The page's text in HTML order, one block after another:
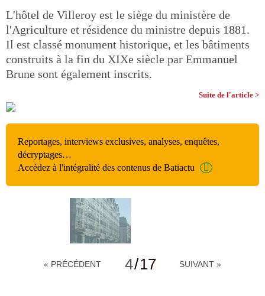
L'hôtel de Villeroy est le siège du ministère de
l'Agriculture et résidence du ministre depuis 1881.
Il est classé monument historique, et les bâtiments
construits à la fin du XIXe siècle par Emmanuel
Brune sont également inscrits.
Suite de l'article >
Reportages, interviews exclusives, analyses, enquêtes,
décryptages…
Accédez à l'intégralité des contenus de Batiactu
« PRÉCÉDENT 4/17 SUIVANT »